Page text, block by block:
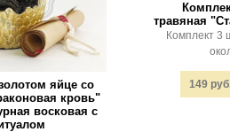
яйце со
кровь"
восковая с
травяная
Комплект 3
149